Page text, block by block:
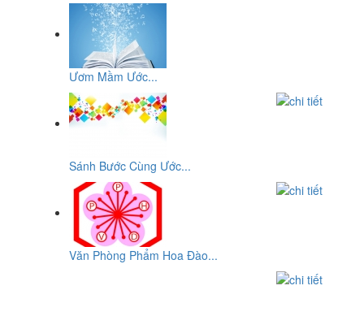
Ươm Mầm Ước...
Sánh Bước Cùng Ước...
Văn Phòng Phẩm Hoa Đào...